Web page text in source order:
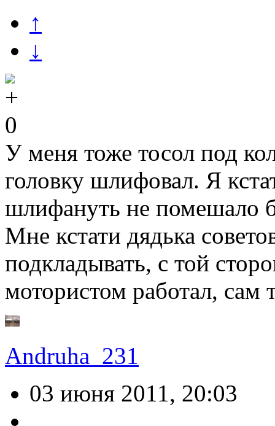
↑
↓
0
У меня тоже тосол под
головку шлифовал. Я
шлифануть не помешало
Мне кстати дядька
подкладывать, с той
мотористом работал, сам
Andruha_231
03 июня 2011, 20:03